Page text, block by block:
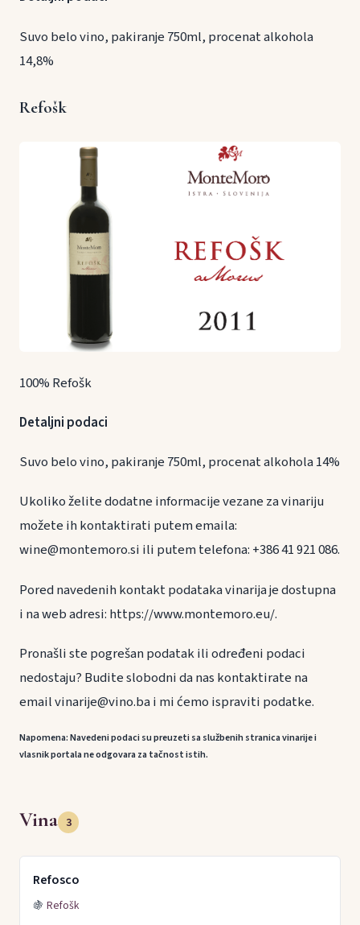
Suvo belo vino, pakiranje 750ml, procenat alkohola
14,8%
Refošk
100% Refošk
Detaljni podaci
Suvo belo vino, pakiranje 750ml, procenat alkohola 14%
Ukoliko želite dodatne informacije vezane za vinariju
možete ih kontaktirati putem emaila:
wine@montemoro.si ili putem telefona: +386 41 921 086.
Pored navedenih kontakt podataka vinarija je dostupna
i na web adresi: https://www.montemoro.eu/.
Pronašli ste pogrešan podatak ili određeni podaci
nedostaju? Budite slobodni da nas kontaktirate na
email vinarije@vino.ba i mi ćemo ispraviti podatke.
Napomena: Navedeni podaci su preuzeti sa službenih stranica vinarije i
vlasnik portala ne odgovara za tačnost istih.
Vina 3
Refosco
🍇 Refošk